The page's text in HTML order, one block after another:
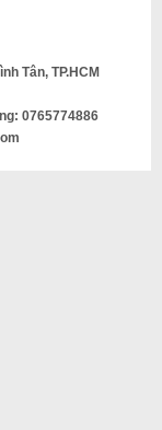
Tân, TP.HCM
0765774886